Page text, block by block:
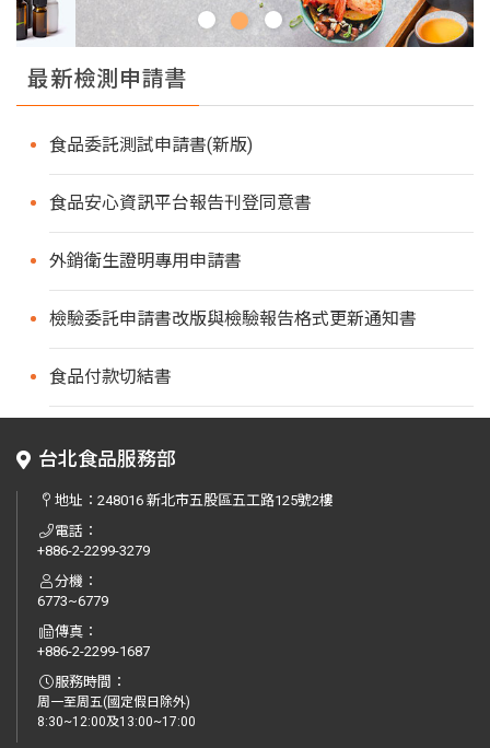
最新檢測申請書
食品委託測試申請書(新版)
食品安心資訊平台報告刊登同意書
外銷衛生證明專用申請書
檢驗委託申請書改版與檢驗報告格式更新通知書
食品付款切結書
台北食品服務部
地址：248016 新北市五股區五工路125號2樓
電話：
+886-2-2299-3279
分機：
6773~6779
傳真：
+886-2-2299-1687
服務時間：
周一至周五(國定假日除外)
8:30~12:00及13:00~17:00